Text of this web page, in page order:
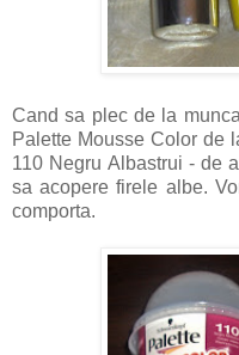
Cand sa plec de la
Palette Mousse Color de
110 Negru Albastrui - de
sa acopere firele albe.
comporta.